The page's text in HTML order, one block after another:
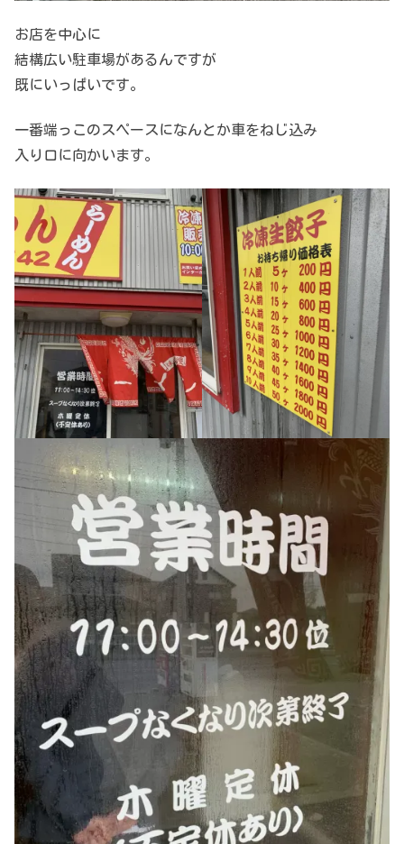
お店を中心に
結構広い駐車場があるんですが
既にいっぱいです。
一番端っこのスペースになんとか車をねじ込み
入り口に向かいます。